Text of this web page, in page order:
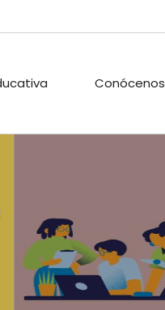
Conócenos
ACTIVIDADES
EXTRAESCOLARES